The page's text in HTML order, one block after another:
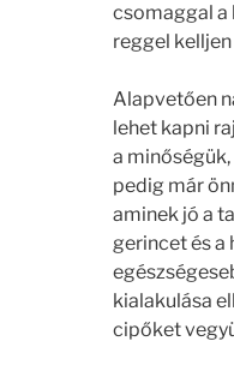
csomaggal a
reggel
Alapvetően
lehet kapni
a
pedig már
aminek jó a
gerincet és a
kialakulása
cipőket